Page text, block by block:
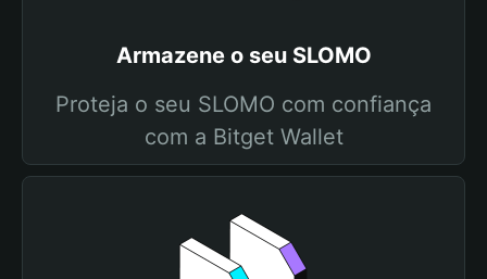
Armazene o seu SLOMO
Proteja o seu SLOMO com confiança
com a Bitget Wallet